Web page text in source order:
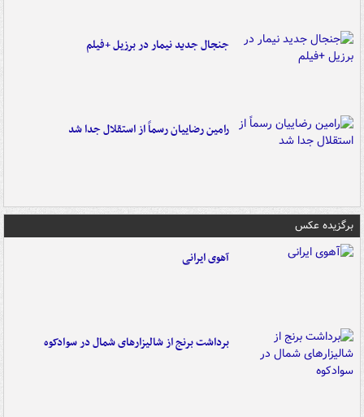
جنجال جدید نیمار در برزیل +فیلم
رامین رضاییان رسماً از استقلال جدا شد
برگزیده عکس
آهوی ایرانی
برداشت برنج از شالیزارهای شمال در سوادکوه